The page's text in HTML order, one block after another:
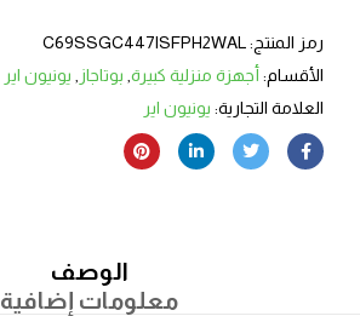
رمز المنتج: C69SSGC447ISFPH2WAL
الأقسام: أجهزة منزلية كبيرة بوتاجاز
يونيون اير
العلامة التجارية: يونيون اير
الوصف
معلومات إضافية